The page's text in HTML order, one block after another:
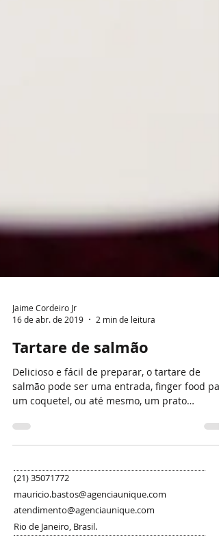
16 de abr. de 2019
2 min de leitura
Tartare de salmão
Delicioso e fácil de preparar, o tartare de
salmão pode ser uma entrada, finger food
um coquetel, ou até mesmo, um prato
(21) 35071772
mauricio.bastos@agenciaunique.com
atendimento@agenciaunique.com